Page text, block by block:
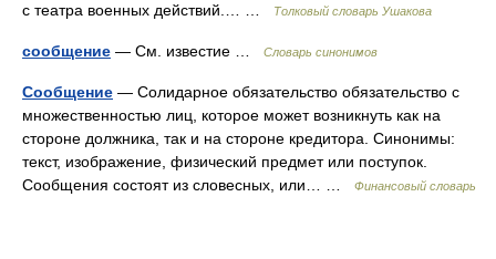
с театра военных действий.… …
Толковый словарь Ушакова
сообщение — См. известие … Словарь синонимов
Сообщение — Солидарное обязательство обязательство с
множественностью лиц, которое может возникнуть как на
стороне должника, так и на стороне кредитора. Синонимы:
текст, изображение, физический предмет или поступок.
Сообщения состоят из словесных, или… …
Финансовый словарь